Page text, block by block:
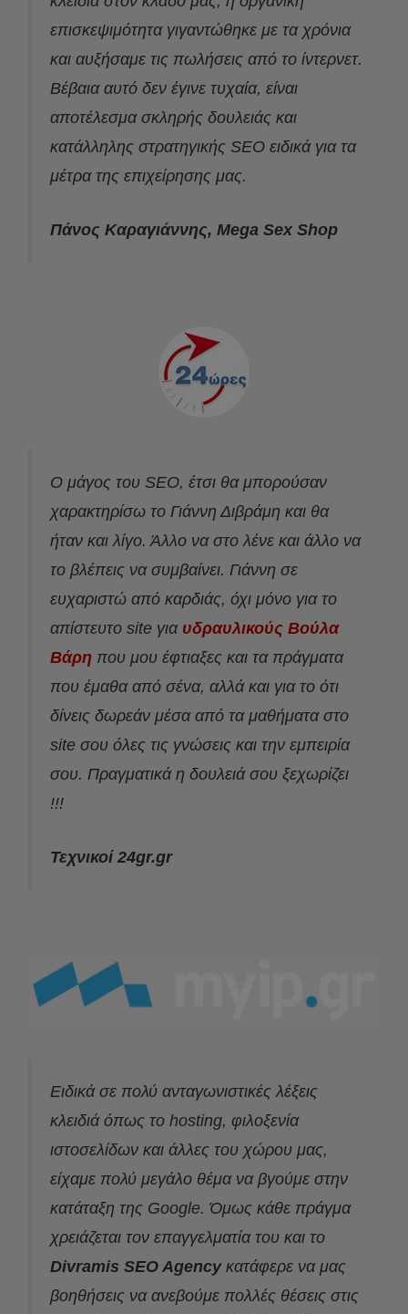
επισκεψιμότητα γιγαντώθηκε με τα χρόνια
και αυξήσαμε τις πωλήσεις από το ίντερνετ.
Βέβαια αυτό δεν έγινε τυχαία, είναι
αποτέλεσμα σκληρής δουλειάς και
κατάλληλης στρατηγικής SEO ειδικά για τα
μέτρα της επιχείρησης μας.
Πάνος Καραγιάννης, Mega Sex Shop
Ο μάγος του SEO, έτσι θα μπορούσαν
χαρακτηρίσω το Γιάννη Διβράμη και θα
ήταν και λίγο. Άλλο να στο λένε και άλλο να
το βλέπεις να συμβαίνει. Γιάννη σε
ευχαριστώ από καρδιάς, όχι μόνο για το
απίστευτο site για υδραυλικούς Βούλα
Βάρη που μου έφτιαξες και τα πράγματα
που έμαθα από σένα, αλλά και για το ότι
δίνεις δωρεάν μέσα από τα μαθήματα στο
site σου όλες τις γνώσεις και την εμπειρία
σου. Πραγματικά η δουλειά σου ξεχωρίζει
!!!
Τεχνικοί 24gr.gr
Ειδικά σε πολύ ανταγωνιστικές λέξεις
κλειδιά όπως το hosting, φιλοξενία
ιστοσελίδων και άλλες του χώρου μας,
είχαμε πολύ μεγάλο θέμα να βγούμε στην
κατάταξη της Google. Όμως κάθε πράγμα
χρειάζεται τον επαγγελματία του και το
Divramis SEO Agencyκατάφερε να μας
βοηθήσεις να ανεβούμε πολλές θέσεις στις